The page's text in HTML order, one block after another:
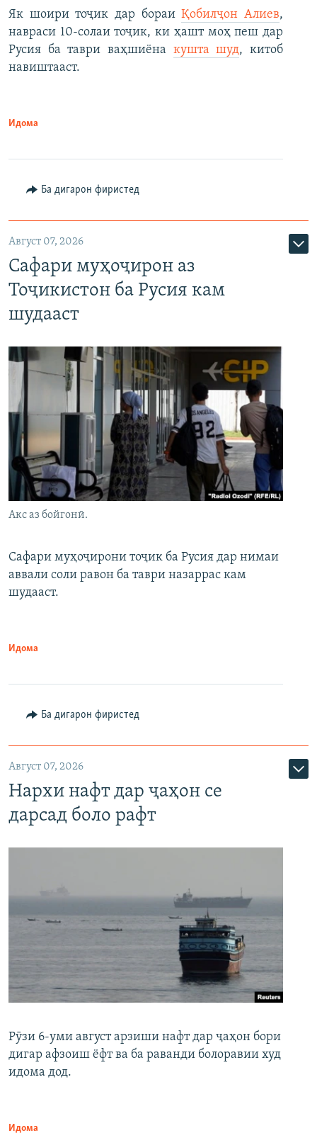
Як шоири тоҷик дар бораиҚобилҷон Алиев,
навраси 10-солаи тоҷик, ки ҳашт моҳ пеш дар
Русия ба таври ваҳшиёна кушта шуд, китоб
навиштааст.
Идома
Ба дигарон фиристед
Август 07, 2026
Сафари муҳоҷирон аз
Тоҷикистон ба Русия кам
шудааст
Акс аз бойгонӣ.
Сафари муҳоҷирони тоҷик ба Русия дар нимаи
аввали соли равон ба таври назаррас кам
шудааст.
Идома
Ба дигарон фиристед
Август 07, 2026
Нархи нафт дар ҷаҳон се
дарсад боло рафт
Рӯзи 6-уми август арзиши нафт дар ҷаҳон бори
дигар афзоиш ёфт ва ба раванди болоравии худ
идома дод.
Идома